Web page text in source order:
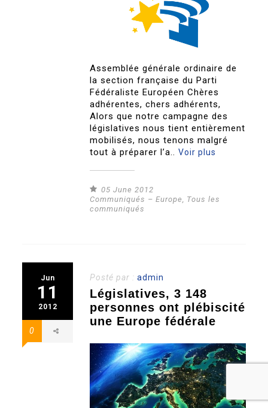
Assemblée générale ordinaire de
la section française du Parti
Fédéraliste Européen Chères
adhérentes, chers adhérents,
Alors que notre campagne des
législatives nous tient entièrement
mobilisés, nous tenons malgré
tout à préparer l’a..Voir plus
05 June 2012
Communiqués – Europe
Tous les
communiqués
Jun
11
2012
0
Posté par :admin
Législatives, 3 148
personnes ont plébiscité
une Europe fédérale